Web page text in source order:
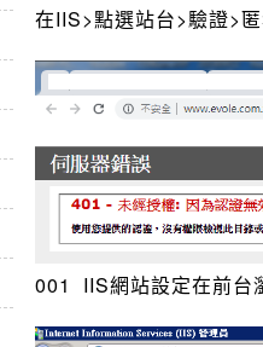
在IIS>點選站台>驗證>
001 IIS網站設定在前台